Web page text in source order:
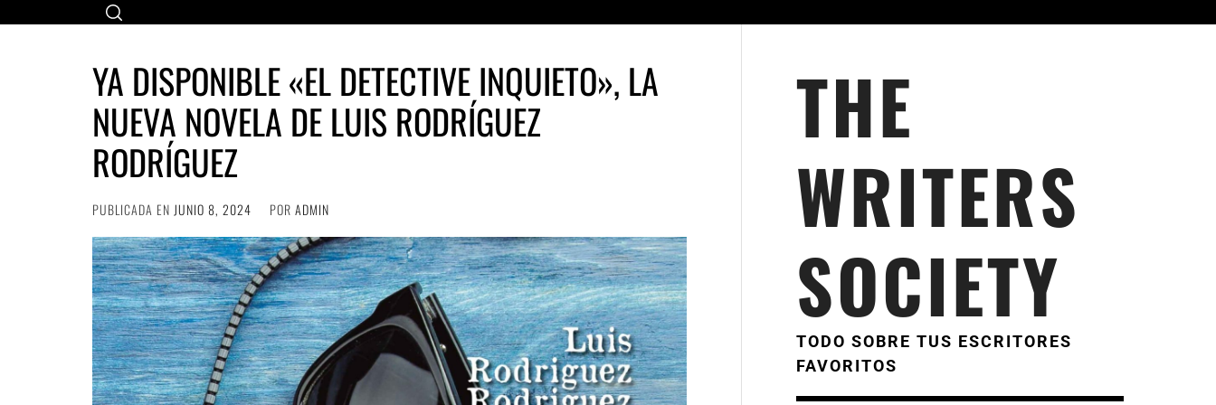
YA DISPONIBLE «EL DETECTIVE INQUIETO», LA
NUEVA NOVELA DE LUIS RODRÍGUEZ
RODRÍGUEZ
PUBLICADA EN JUNIO 8, 2024 POR ADMIN
THE
WRITERS
SOCIETY
TODO SOBRE TUS ESCRITORES
FAVORITOS